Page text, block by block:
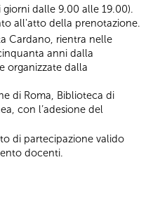
giorni dalle 9.00 alle 19.00).
all'atto della prenotazione.
Cardano, rientra nelle
anni dalla
organizzate dalla
di Roma, Biblioteca di
con l’adesione del
di partecipazione valido
docenti.